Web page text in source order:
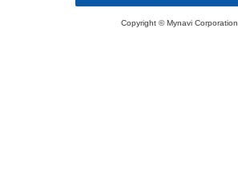
Copyright © Mynavi Corporation